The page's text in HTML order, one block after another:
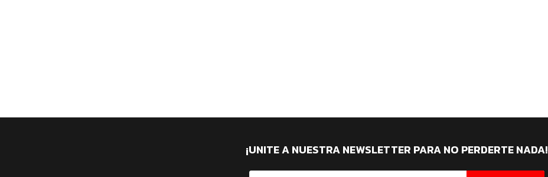
¡UNITE A NUESTRA NEWSLETTER PARA NO PERDERTE NADA!